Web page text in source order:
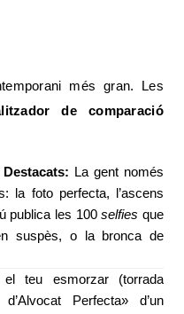
més gran. Les
de comparació
La gent només
la foto perfecta, l’ascens
publica les 100selfies que
suspès, o la bronca de
teu esmorzar (torrada
Perfecta» d’un